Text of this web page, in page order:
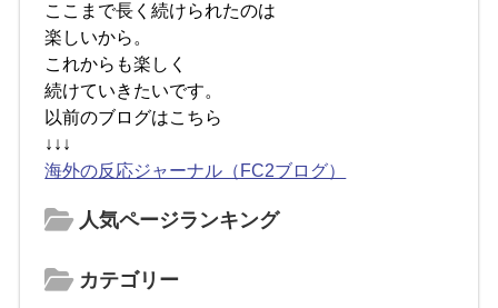
ここまで長く続けられたのは
楽しいから。
これからも楽しく
続けていきたいです。
以前のブログはこちら
↓↓↓
海外の反応ジャーナル（FC2ブログ）
人気ページランキング
カテゴリー